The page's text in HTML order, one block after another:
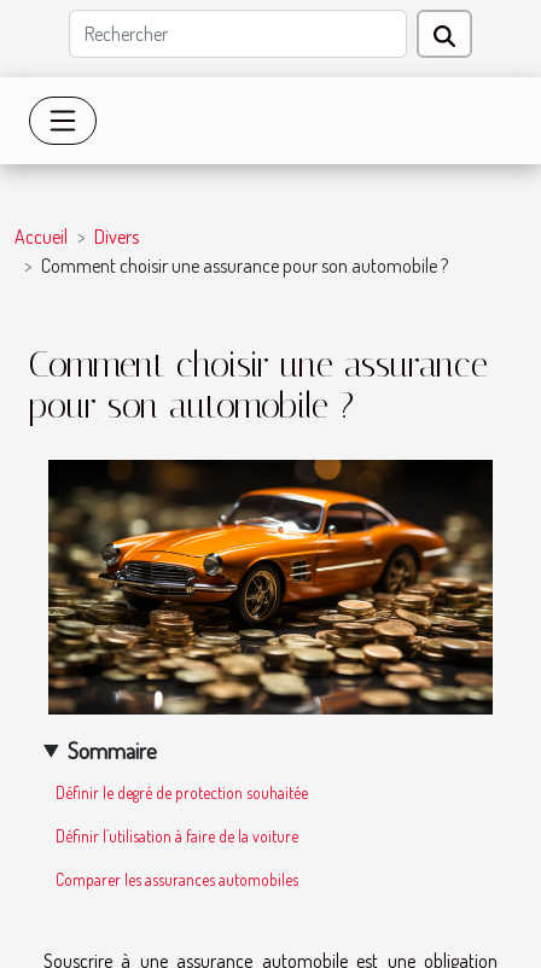
Accueil
Divers
Comment choisir une assurance pour son automobile ?
Comment choisir une assurance
pour son automobile ?
Sommaire
Définir le degré de protection souhaitée
Définir l’utilisation à faire de la voiture
Comparer les assurances automobiles
Souscrire à une assurance automobile est une obligation